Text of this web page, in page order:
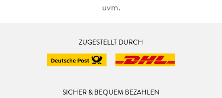
uvm.
ZUGESTELLT DURCH
SICHER & BEQUEM BEZAHLEN